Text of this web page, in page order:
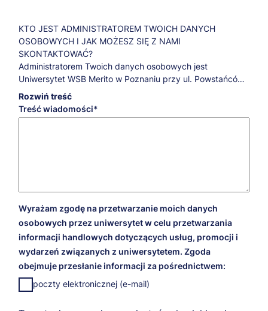
KTO JEST ADMINISTRATOREM TWOICH DANYCH
OSOBOWYCH I JAK MOŻESZ SIĘ Z NAMI
SKONTAKTOWAĆ?
Administratorem Twoich danych osobowych jest
Uniwersytet WSB Merito w Poznaniu przy ul. Powstańców
Wielkopolskich 5.
Jeśli masz pytania dotyczące przetwarzania Twoich
danych osobowych oraz przysługujących Ci praw,
OSOBOWE?
Cele marketingowe
W celach marketingowych Twoje dane będziemy
przetwarzali na podstawie udzielonej przez Ciebie zgody
przez 5 lat liczonych od 1 stycznia roku następującego po
dacie wyrażenia zgody. Dzięki tej zgodzie będziemy mogli
przesyłać Ci informacje na temat naszej oferty, wydarzeń
przez nas organizowanych i promocji, które dla Ciebie
przygotowaliśmy.
Rozwiń treść
Treść wiadomości
Wyrażam zgodę na przetwarzanie moich danych
osobowych przez uniwersytet w celu przetwarzania
informacji handlowych dotyczących usług, promocji i
wydarzeń związanych z uniwersytetem. Zgoda
obejmuje przesłanie informacji za pośrednictwem:
poczty elektronicznej (e-mail)